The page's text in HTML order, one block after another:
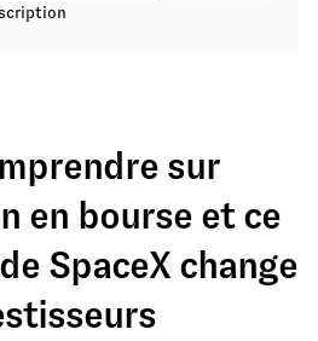
sur
en bourse et ce
SpaceX change